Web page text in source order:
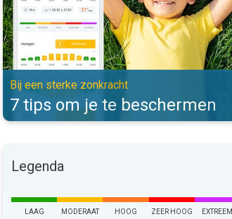
Bij een sterke zonkracht
7 tips om je te beschermen
Legenda
LAAG MODERAAT HOOG ZEER HOOG EXTREEM